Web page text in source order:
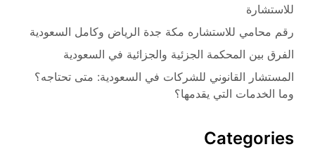
للاستشارة
رقم محامي للاستشاره مكة جدة الرياض وكامل السعودية
الفرق بين المحكمة الجزئية والجزائية في السعودية
المستشار القانوني للشركات في السعودية: متى تحتاجه؟
وما الخدمات التي يقدمها؟
Categories